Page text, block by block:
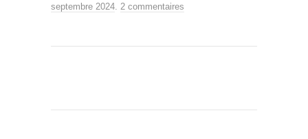
septembre 2024. 2 commentaires